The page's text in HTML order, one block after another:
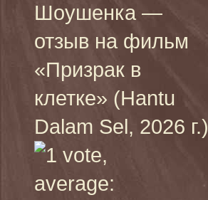
Шоушенка —
отзыв на фильм
«Призрак в
клетке» (Hantu
Dalam Sel, 2026 г.)